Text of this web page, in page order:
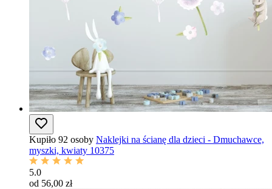
Kupiło 92 osoby Naklejki na ścianę dla dzieci - Dmuchawce,
myszki, kwiaty 10375
5.0
od 56,00 zł